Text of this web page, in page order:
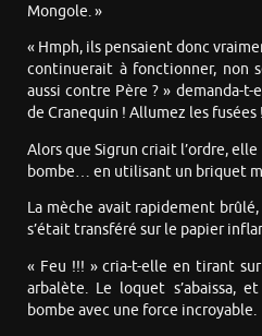
Mongole. »
« Hmph, ils pensaient donc
continuerait à fonctionner, non
aussi contre Père ? » demanda-t-
de Cranequin ! Allumez les fusées
Alors que Sigrun criait l’ordre,
bombe… en utilisant un briquet
La mèche avait rapidement
s’était transféré sur le papier
« Feu !!! » cria-t-elle en tirant
arbalète. Le loquet s’abaissa,
bombe avec une force incroyable.